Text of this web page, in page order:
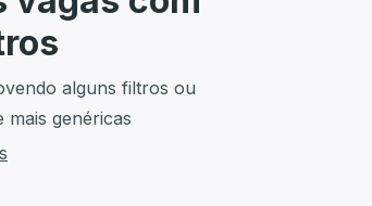
alguns filtros ou
genéricas